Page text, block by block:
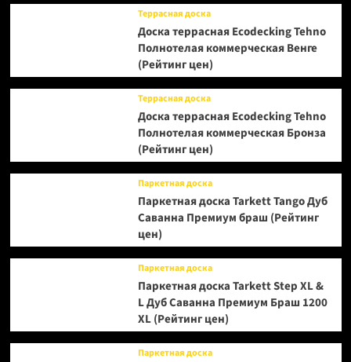
Террасная доска
Доска террасная Ecodecking Tehno
Полнотелая коммерческая Венге
(Рейтинг цен)
Террасная доска
Доска террасная Ecodecking Tehno
Полнотелая коммерческая Бронза
(Рейтинг цен)
Паркетная доска
Паркетная доска Tarkett Tango Дуб
Саванна Премиум браш (Рейтинг
цен)
Паркетная доска
Паркетная доска Tarkett Step XL &
L Дуб Саванна Премиум Браш 1200
XL (Рейтинг цен)
Паркетная доска